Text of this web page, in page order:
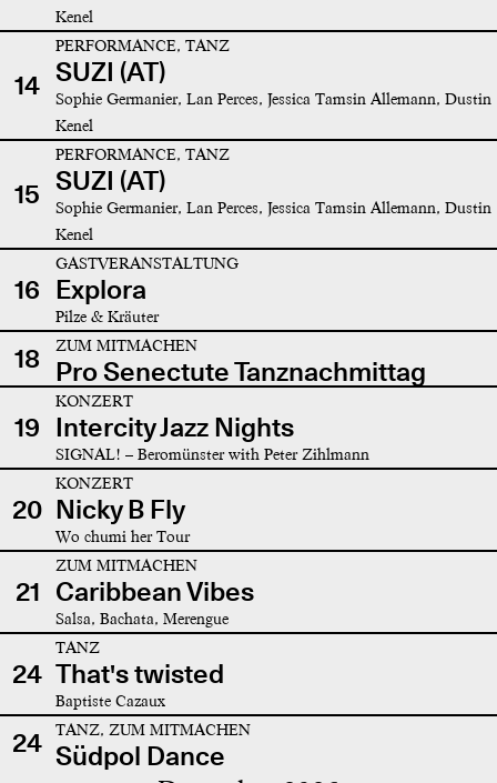
Kenel
14
PERFORMANCE, TANZ
SUZI (AT)
Sophie Germanier, Lan Perces, Jessica Tamsin Allemann, Dustin
Kenel
15
PERFORMANCE, TANZ
SUZI (AT)
Sophie Germanier, Lan Perces, Jessica Tamsin Allemann, Dustin
Kenel
16
GASTVERANSTALTUNG
Explora
Pilze & Kräuter
18 ZUM MITMACHEN
Pro Senectute Tanznachmittag
19
KONZERT
Intercity Jazz Nights
SIGNAL! – Beromünster with Peter Zihlmann
20
KONZERT
Nicky B Fly
Wo chumi her Tour
21
ZUM MITMACHEN
Caribbean Vibes
Salsa, Bachata, Merengue
24
TANZ
That's twisted
Baptiste Cazaux
24 TANZ, ZUM MITMACHEN
Südpol Dance